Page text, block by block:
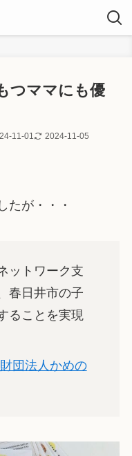
つママにも優
11-01 2024-11-05
たが・・・
ットワーク支
春日井市の子
ることを実現
団法人かめの